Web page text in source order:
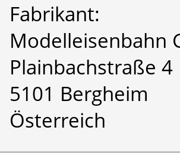
Fabrikant:
Modelleisenbahn
Plainbachstraße 4
5101 Bergheim
Österreich